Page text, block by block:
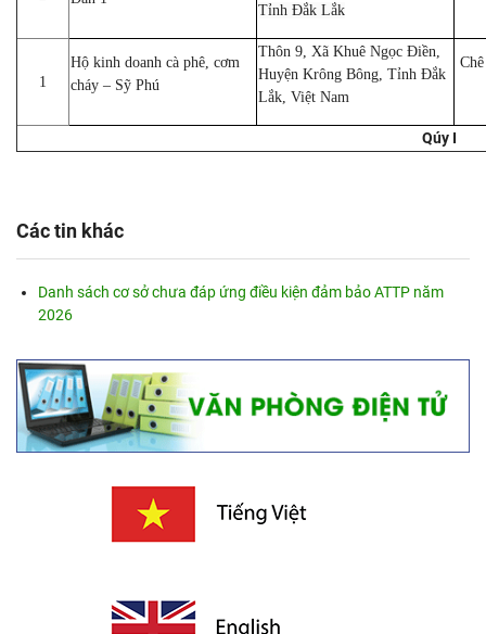
Tỉnh Đắk Lắk
1
Hộ kinh doanh cà phê, cơm
cháy – Sỹ Phú
Thôn 9, Xã Khuê Ngọc Điền,
Huyện Krông Bông, Tỉnh Đắk
Lắk, Việt Nam
Qúy I
Các tin khác
Danh sách cơ sở chưa đáp ứng điều kiện đảm bảo ATTP năm
2026